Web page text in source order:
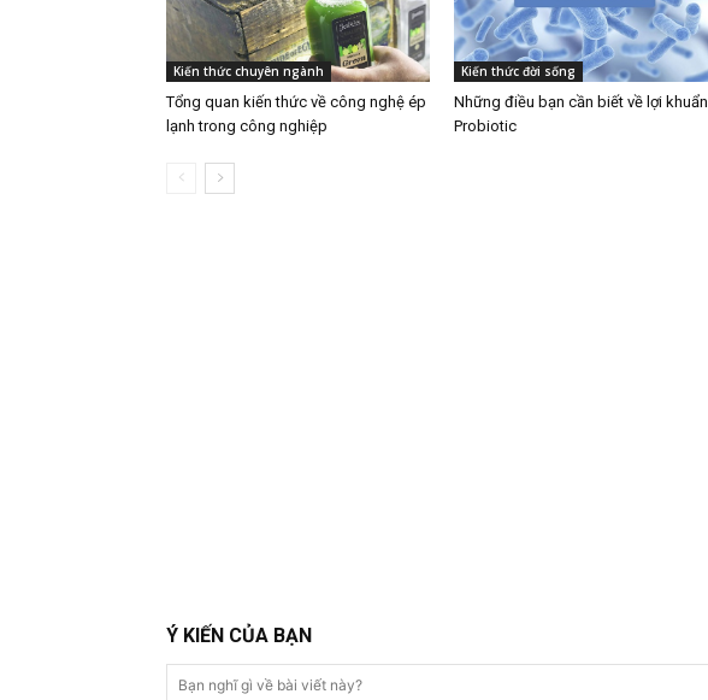
Kiến thức chuyên ngành
Tổng quan kiến thức về công nghệ ép
lạnh trong công nghiệp
Kiến thức đời sống
Những điều bạn cần biết về lợi khuẩn
Probiotic
Ý KIẾN CỦA BẠN